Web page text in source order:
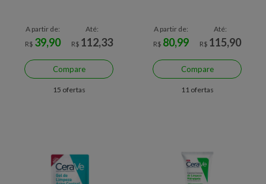
A partir de:
R$ 39,90
Até:
R$ 112,33
Compare
15 ofertas
A partir de:
R$ 80,99
Até:
R$ 115,90
Compare
11 ofertas